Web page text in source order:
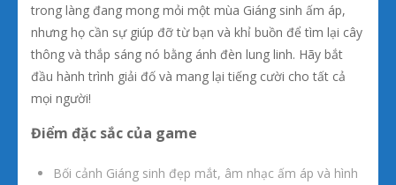
trong làng đang mong mỏi một mùa Giáng sinh ấm áp,
nhưng họ cần sự giúp đỡ từ bạn và khỉ buồn để tìm lại cây
thông và thắp sáng nó bằng ánh đèn lung linh. Hãy bắt
đầu hành trình giải đố và mang lại tiếng cười cho tất cả
mọi người!
Điểm đặc sắc của game
Bối cảnh Giáng sinh đẹp mắt, âm nhạc ấm áp và hình